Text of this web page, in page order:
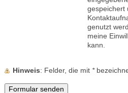
gespeichert
genutzt
meine
kann.
Hinweis : Felder, die mit *